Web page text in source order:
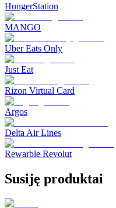
HungerStation
MANGO
Uber Eats Only
Just Eat
Rizon Virtual Card
Argos
Delta Air Lines
Rewarble Revolut
Susiję produktai